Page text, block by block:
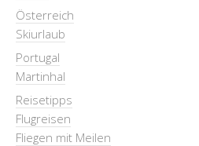
Österreich
Skiurlaub
Portugal
Martinhal
Reisetipps
Flugreisen
Fliegen mit Meilen